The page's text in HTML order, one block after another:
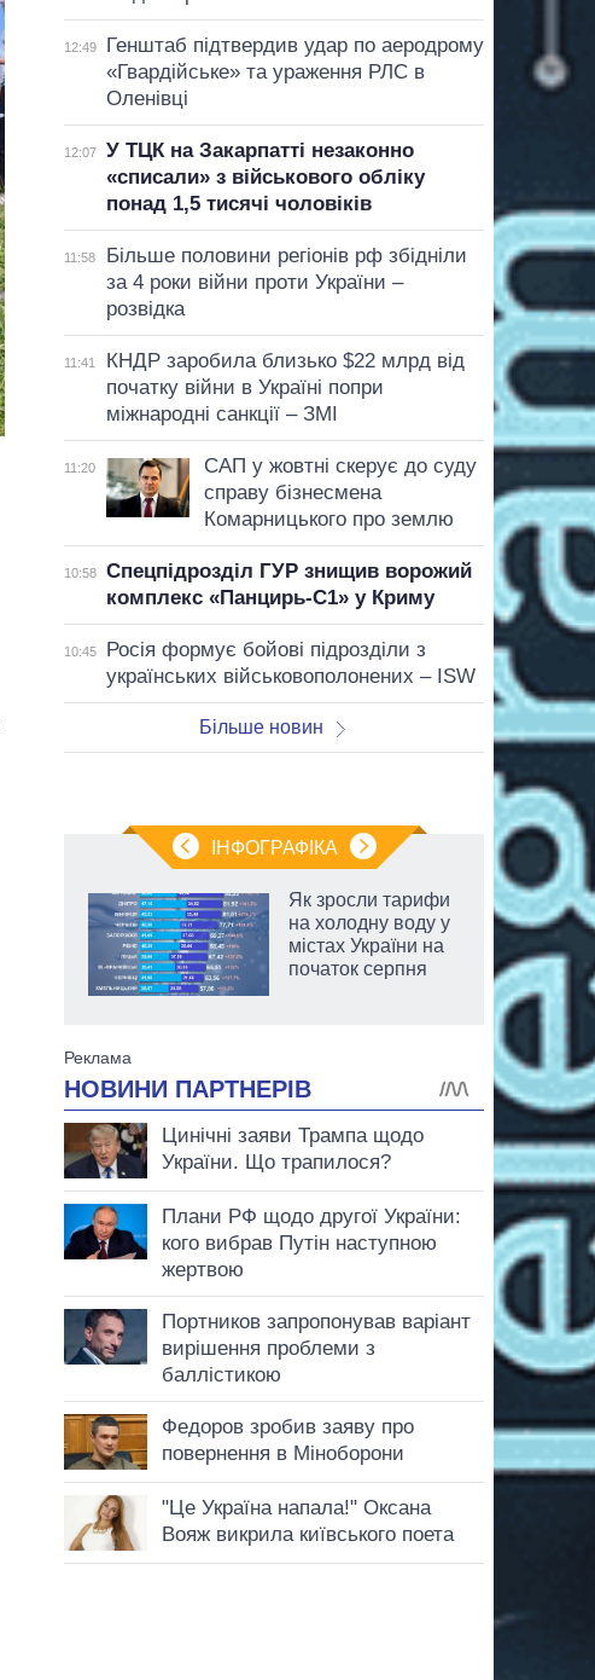
12:49
Генштаб підтвердив удар по аеродрому
«Гвардійське» та ураження РЛС в
Оленівці
12:07
У ТЦК на Закарпатті незаконно
«списали» з військового обліку
понад 1,5 тисячі чоловіків
11:58
Більше половини регіонів рф збідніли
за 4 роки війни проти України –
розвідка
11:41
КНДР заробила близько $22 млрд від
початку війни в Україні попри
міжнародні санкції – ЗМІ
11:20
САП у жовтні скерує до суду
справу бізнесмена
Комарницького про землю
10:58
Спецпідрозділ ГУР знищив ворожий
комплекс «Панцирь-С1» у Криму
10:45
Росія формує бойові підрозділи з
українських військовополонених – ISW
Більше новин
ІНФОГРАФІКА
Як зросли тарифи
на холодну воду у
містах України на
початок серпня